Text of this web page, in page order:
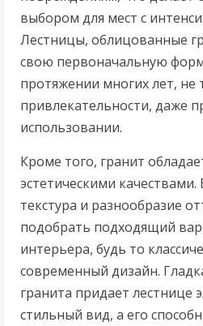
выбором для мест с
Лестницы, облицованные
свою первоначальную
протяжении многих лет, не
привлекательности, даже
использовании.
Кроме того, гранит
эстетическими качествами.
текстура и разнообразие
подобрать подходящий
интерьера, будь то
современный дизайн.
гранита придает лестнице
стильный вид, а его